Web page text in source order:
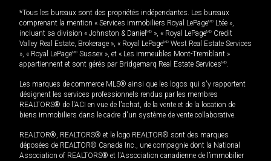
*Tous les bureaux sont des propriétés indépendantes. Les bureaux
comprenant la mention « Services immobiliers Royal LePageMD Ltée »,
incluant sa division « Johnston & Daniel MD », « Royal LePageMD Credit
Valley Real Estate, Brokerage », « Royal LePageMD West Real Estate Services
», « Royal LePageMD Sussex », et « Les immeubles Mont-Tremblant »
appartiennent et sont gérés par Bridgemarq Real Estate ServicesMD.
Les marques de commerce MLS® ainsi que les logos qui s'y rapportent
désignent les services professionnels rendus par les membres
REALTORS® de l'ACI en vue de l'achat, de la vente et de la location de
biens immobiliers dans le cadre d'un système de vente collaborative.
REALTOR®, REALTORS® et le logo REALTOR® sont des marques
déposées de REALTOR® Canada Inc., une compagnie dont la National
Association of REALTORS® et l'Association canadienne de l’immobilier